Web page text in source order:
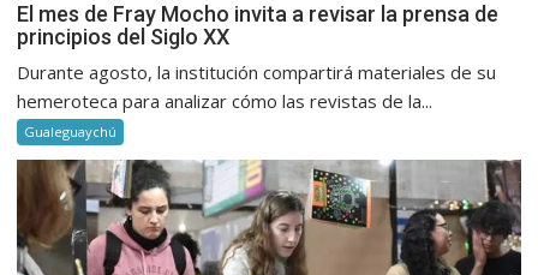
El mes de Fray Mocho invita a revisar la prensa de
principios del Siglo XX
Durante agosto, la institución compartirá materiales de su
hemeroteca para analizar cómo las revistas de la...
Gualeguaychú